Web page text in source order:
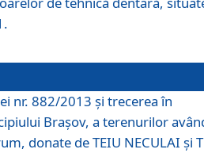
nr. 882/2013 şi trecerea în
Braşov, a terenurilor
donate de TEIU NECULAI şi